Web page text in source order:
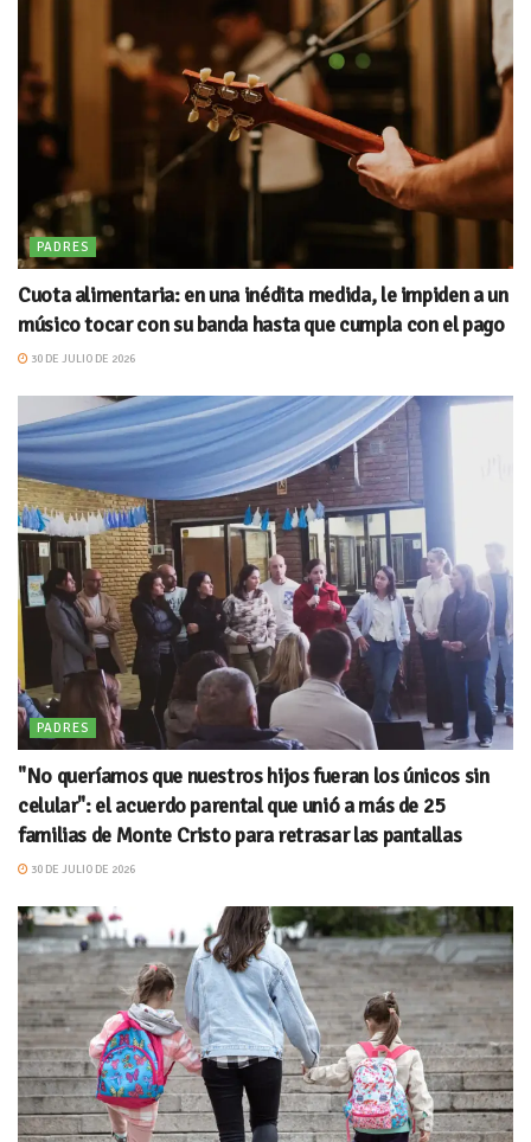
PADRES
Cuota alimentaria: en una inédita medida, le impiden a un
músico tocar con su banda hasta que cumpla con el pago
30 DE JULIO DE 2026
PADRES
"No queríamos que nuestros hijos fueran los únicos sin
celular": el acuerdo parental que unió a más de 25
familias de Monte Cristo para retrasar las pantallas
30 DE JULIO DE 2026